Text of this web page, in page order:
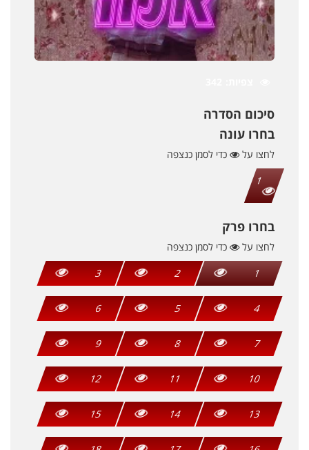
סיכום הסדרה
בחרו עונה
לחצו על
כדי לסמן כנצפה
1
בחרו פרק
לחצו על
כדי לסמן כנצפה
1
2
3
4
5
6
7
8
9
10
11
12
13
14
15